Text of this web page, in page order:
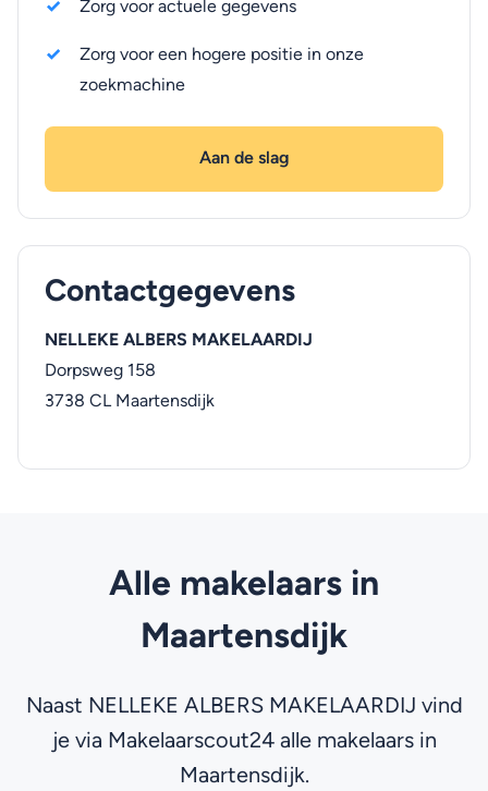
Zorg voor actuele gegevens
Zorg voor een hogere positie in onze
zoekmachine
Aan de slag
Contactgegevens
NELLEKE ALBERS MAKELAARDIJ
Dorpsweg 158
3738 CL Maartensdijk
Alle makelaars in
Maartensdijk
Naast NELLEKE ALBERS MAKELAARDIJ vind
je via Makelaarscout24 alle makelaars in
Maartensdijk.